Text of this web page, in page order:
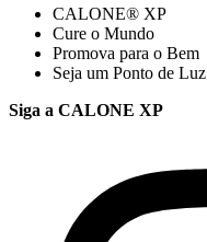
CALONE® XP
Cure o Mundo
Promova para o Bem
Seja um Ponto de Luz
Siga a CALONE XP